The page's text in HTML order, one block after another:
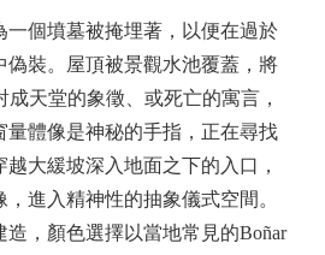
一個墳墓被掩埋著，以便在過於
偽裝。屋頂被景觀水池覆蓋，將
成天堂的象徵、或死亡的寓言，
量體像是神秘的手指，正在尋找
大緩坡深入地面之下的入口，
進入精神性的抽象儀式空間。
，顏色選擇以當地常見的Boñar